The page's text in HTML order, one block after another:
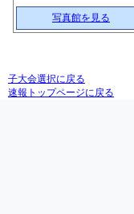
写真館を見る
子大会選択に戻る
速報トップページに戻る